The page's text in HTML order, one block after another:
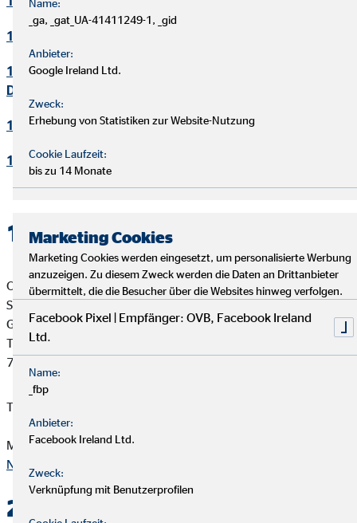
15. Plugins und eingebettete Funktionen sowie Inhalte
16. Änderung und Aktualisierung der
Datenschutzerklärung
17. Rechte der betroffenen Personen
18. Begriffsdefinitionen
1. Verantwortlicher
OVB Vermögensberatung AG
Sergio Tola
Geschäftsstellenleiter für die OVB
Talstr.3
70825 Korntal
Telefon: +4917682482990
Mail:sergio.tola@ovb.de
Nach oben
2. Kontakt
Name:
_ga, _gat_UA-41411249-1, _gid
Anbieter:
Google Ireland Ltd.
Zweck:
Erhebung von Statistiken zur Website-Nutzung
Cookie Laufzeit:
bis zu 14 Monate
Marketing Cookies
Marketing Cookies werden eingesetzt, um personalisierte Werbung
anzuzeigen. Zu diesem Zweck werden die Daten an Drittanbieter
übermittelt, die die Besucher über die Websites hinweg verfolgen.
Facebook Pixel | Empfänger: OVB, Facebook Ireland
Ltd.
Name:
_fbp
Anbieter:
Facebook Ireland Ltd.
Zweck:
Verknüpfung mit Benutzerprofilen